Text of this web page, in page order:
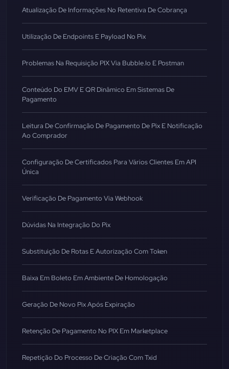
Atualização De Informações No Retentiva De Cobrança
Utilização De Endpoints E Payload No Pix
Problemas Na Requisição PIX Via Bubble.io E Postman
Conteúdo Do EMV E QR Dinâmico Em Sistemas De
Pagamento
Leitura De Confirmação De Pagamento De Pix E Notificação
Ao Comprador
Configuração De Certificados Para Vários Clientes Em API
Única
Verificação De Pagamento Via Webhook
Dúvidas Na Integração Do Pix
Substituição De Rotas E Autorização Com Token
Baixa Em Boleto Em Ambiente De Homologação
Geração De Novo Pix Após Expiração
Retenção De Pagamento No PIX Em Marketplace
Repetição Do Processo De Criação Com Txid